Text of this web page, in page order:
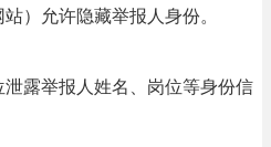
）允许隐藏举报人身份。
露举报人姓名、岗位等身份信